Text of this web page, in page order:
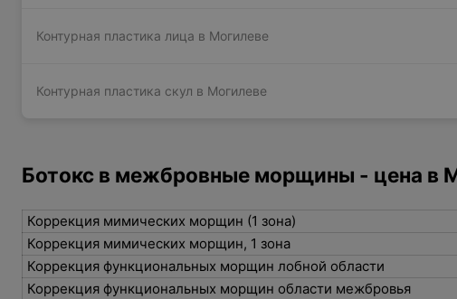
Контурная пластика лица в Могилеве
Контурная пластика скул в Могилеве
Ботокс в межбровные морщины - цена в
Коррекция мимических морщин (1 зона)
Коррекция мимических морщин, 1 зона
Коррекция функциональных морщин лобной области
Коррекция функциональных морщин области межбровья